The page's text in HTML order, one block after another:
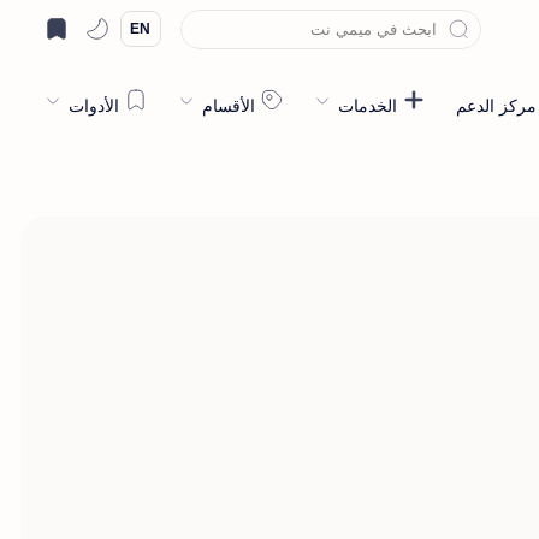
EN
مركز الدعم الخدمات الأقسام الأدوات